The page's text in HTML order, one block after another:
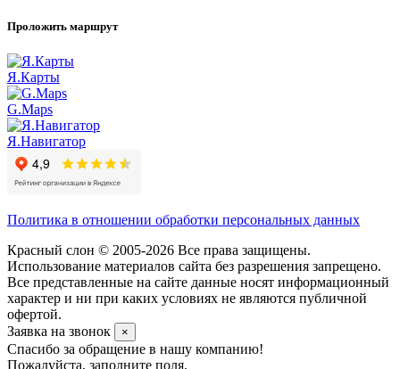
Проложить маршрут
Я.Карты
G.Maps
Я.Навигатор
Политика в отношении обработки персональных данных
Красный слон © 2005-2026 Все права защищены.
Использование материалов сайта без разрешения запрещено.
Все представленные на сайте данные носят информационный
характер и ни при каких условиях не являются публичной
офертой.
Заявка на звонок
×
Спасибо за обращение в нашу компанию!
Пожалуйста, заполните поля.